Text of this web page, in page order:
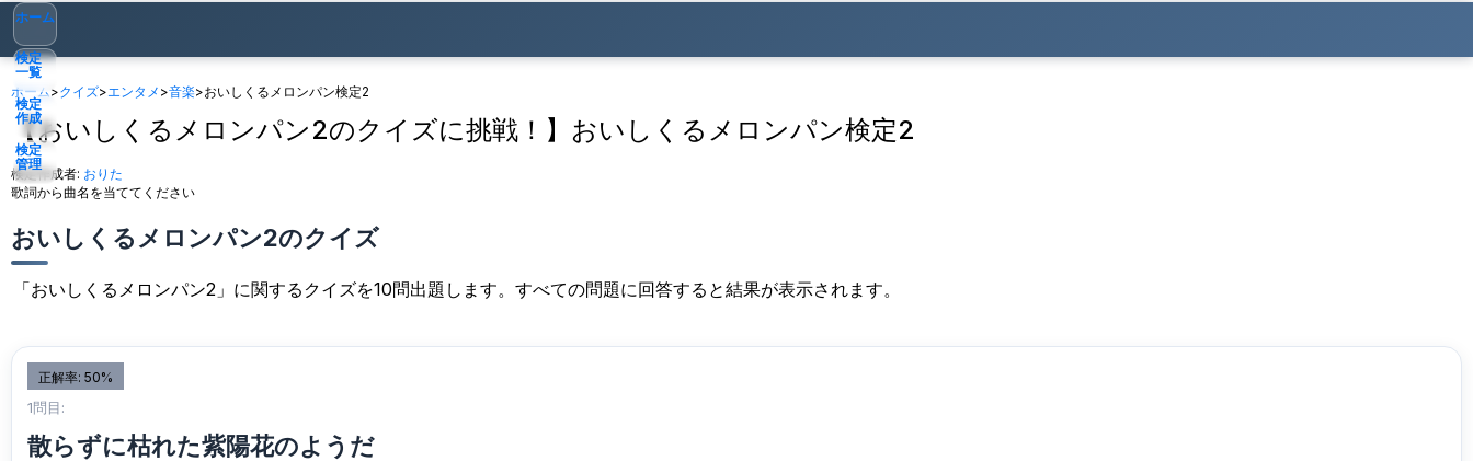
ホーム
検定
一覧
検定
作成
検定
管理
ゲスト ▾
ホーム>クイズ>エンタメ >音楽>おいしくるメロンパン検定2
【おいしくるメロンパン2のクイズに挑戦！】おいしくるメロンパン検定2
検定作成者: おりた
歌詞から曲名を当ててください
おいしくるメロンパン2のクイズ
「おいしくるメロンパン2」に関するクイズを10問出題します。すべての問題に回答すると結果が表示されます。
正解率: 50%
1問目:
散らずに枯れた紫陽花のようだ